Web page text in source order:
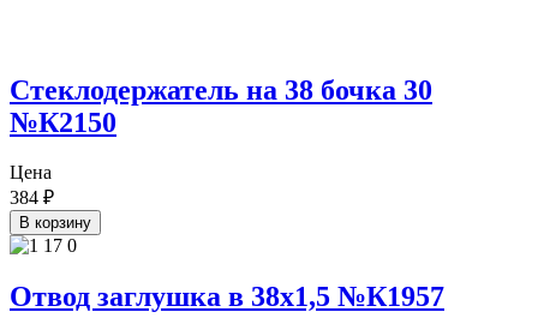
Стеклодержатель на 38 бочка 30
№К2150
Цена
384 ₽
В корзину
Отвод заглушка в 38х1,5 №К1957